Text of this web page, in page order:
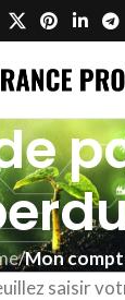
/Mon
saisir